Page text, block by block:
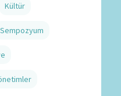
Kültür
Sempozyum